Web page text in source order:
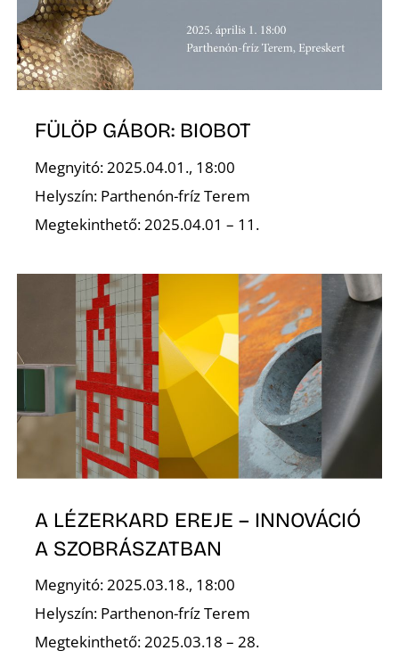
FÜLÖP GÁBOR: BIOBOT
Megnyitó: 2025.04.01., 18:00
Helyszín: Parthenón-fríz Terem
Megtekinthető: 2025.04.01 – 11.
A LÉZERKARD EREJE – INNOVÁCIÓ
A SZOBRÁSZATBAN
Megnyitó: 2025.03.18., 18:00
Helyszín: Parthenon-fríz Terem
Megtekinthető: 2025.03.18 – 28.